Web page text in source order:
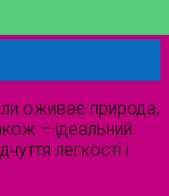
оживає природа,
– ідеальний
легкості і